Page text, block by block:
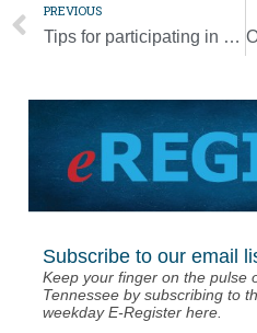
PREVIOUS
Tips for participating in the Mass if you’re worried about illness
Subscribe to our email
Keep your finger on the pulse
Tennessee by subscribing to
weekday E-Register here.